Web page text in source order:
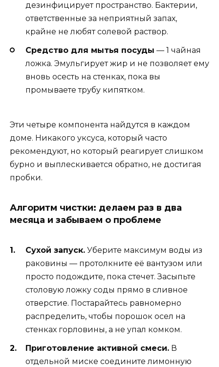
дезинфицирует пространство. Бактерии,
ответственные за неприятный запах,
крайне не любят солевой раствор.
Средство для мытья посуды — 1 чайная
ложка. Эмульгирует жир и не позволяет ему
вновь осесть на стенках, пока вы
промываете трубу кипятком.
Эти четыре компонента найдутся в каждом
доме. Никакого уксуса, который часто
рекомендуют, но который реагирует слишком
бурно и выплескивается обратно, не достигая
пробки.
Алгоритм чистки: делаем раз в два
месяца и забываем о проблеме
Сухой запуск. Уберите максимум воды из
раковины — протолкните её вантузом или
просто подождите, пока стечет. Засыпьте
столовую ложку соды прямо в сливное
отверстие. Постарайтесь равномерно
распределить, чтобы порошок осел на
стенках горловины, а не упал комком.
Приготовление активной смеси. В
отдельной миске соедините лимонную